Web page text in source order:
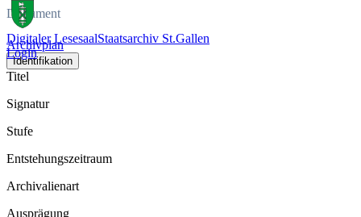
Digitaler LesesaalStaatsarchiv St.Gallen
Login
Dokument
Archivplan
Identifikation
Titel
Signatur
Stufe
Entstehungszeitraum
Archivalienart
Ausprägung